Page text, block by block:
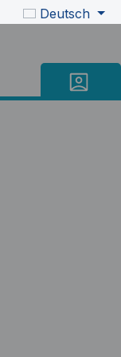
Deutsch